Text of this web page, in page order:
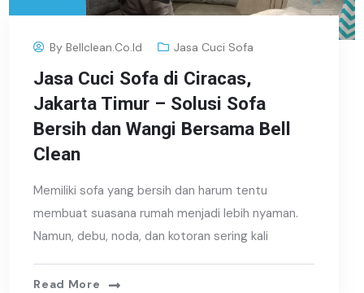
ByBellclean.co.id Jasa Cuci Sofa
Jasa Cuci Sofa di Ciracas,
Jakarta Timur – Solusi Sofa
Bersih dan Wangi Bersama Bell
Clean
Memiliki sofa yang bersih dan harum tentu
membuat suasana rumah menjadi lebih nyaman.
Namun, debu, noda, dan kotoran sering kali
Read More